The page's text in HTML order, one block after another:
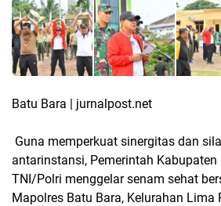
Batu Bara | jurnalpost.net
Guna memperkuat sinergitas dan
antarinstansi, Pemerintah Kabupaten
TNI/Polri menggelar senam sehat
Mapolres Batu Bara, Kelurahan Lima